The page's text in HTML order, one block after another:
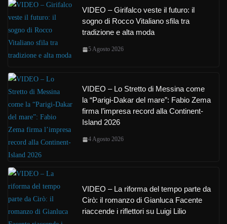
VIDEO – Girifalco veste il futuro: il
sogno di Rocco Vitaliano sfila tra
tradizione e alta moda
5 Agosto 2026
VIDEO – Lo Stretto di Messina come
la “Parigi-Dakar del mare”: Fabio Zema
firma l’impresa record alla Continent-
Island 2026
4 Agosto 2026
VIDEO – La riforma del tempo parte da
Cirò: il romanzo di Gianluca Facente
riaccende i riflettori su Luigi Lilio